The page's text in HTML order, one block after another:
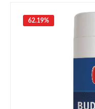
62.19%